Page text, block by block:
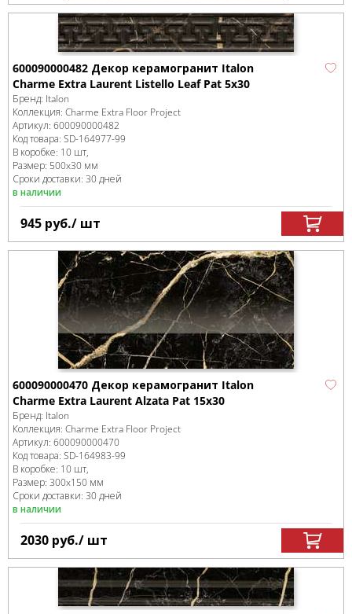
600090000482 Декор керамогранит Italon
Charme Extra Laurent Listello Leaf Pat 5x30
Бренд: Italon
Коллекция: Charme Extra Floor Project
Артикул: 600090000482
Код товара: SD-164977-99
В коробке: 10 шт,
Размер: 500x30 мм
Сроки доставки: 30 дней
в наличии
945 руб./ шт
600090000470 Декор керамогранит Italon
Charme Extra Laurent Alzata Pat 15x30
Бренд: Italon
Коллекция: Charme Extra Floor Project
Артикул: 600090000470
Код товара: SD-164983-99
В коробке: 10 шт,
Размер: 300x150 мм
Сроки доставки: 30 дней
в наличии
2030 руб./ шт